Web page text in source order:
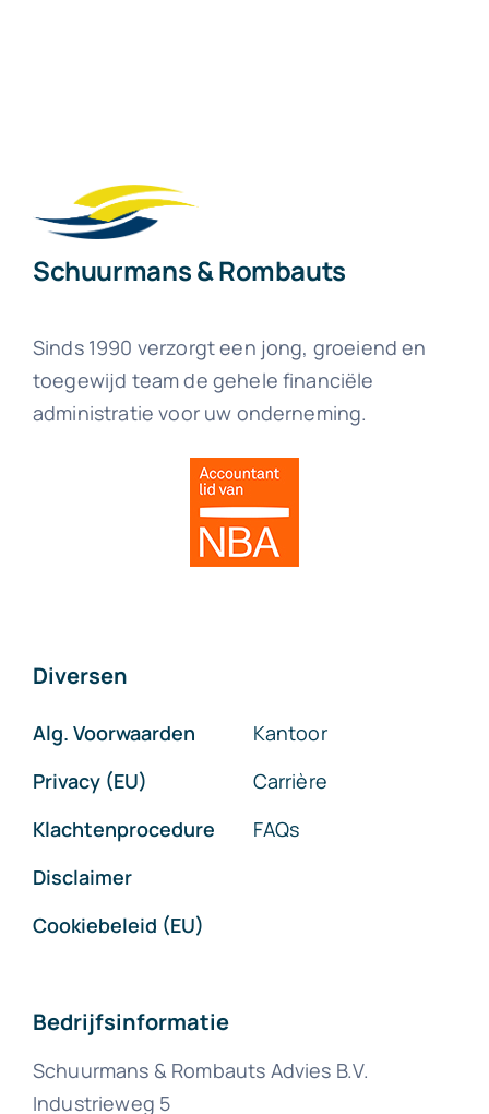
Schuurmans & Rombauts
Sinds 1990 verzorgt een jong, groeiend en
toegewijd team de gehele financiële
administratie voor uw onderneming.
Diversen
Alg. Voorwaarden
Privacy (EU)
Klachtenprocedure
Disclaimer
Cookiebeleid (EU)
Kantoor
Carrière
FAQs
Bedrijfsinformatie
Schuurmans & Rombauts Advies B.V.
Industrieweg 5